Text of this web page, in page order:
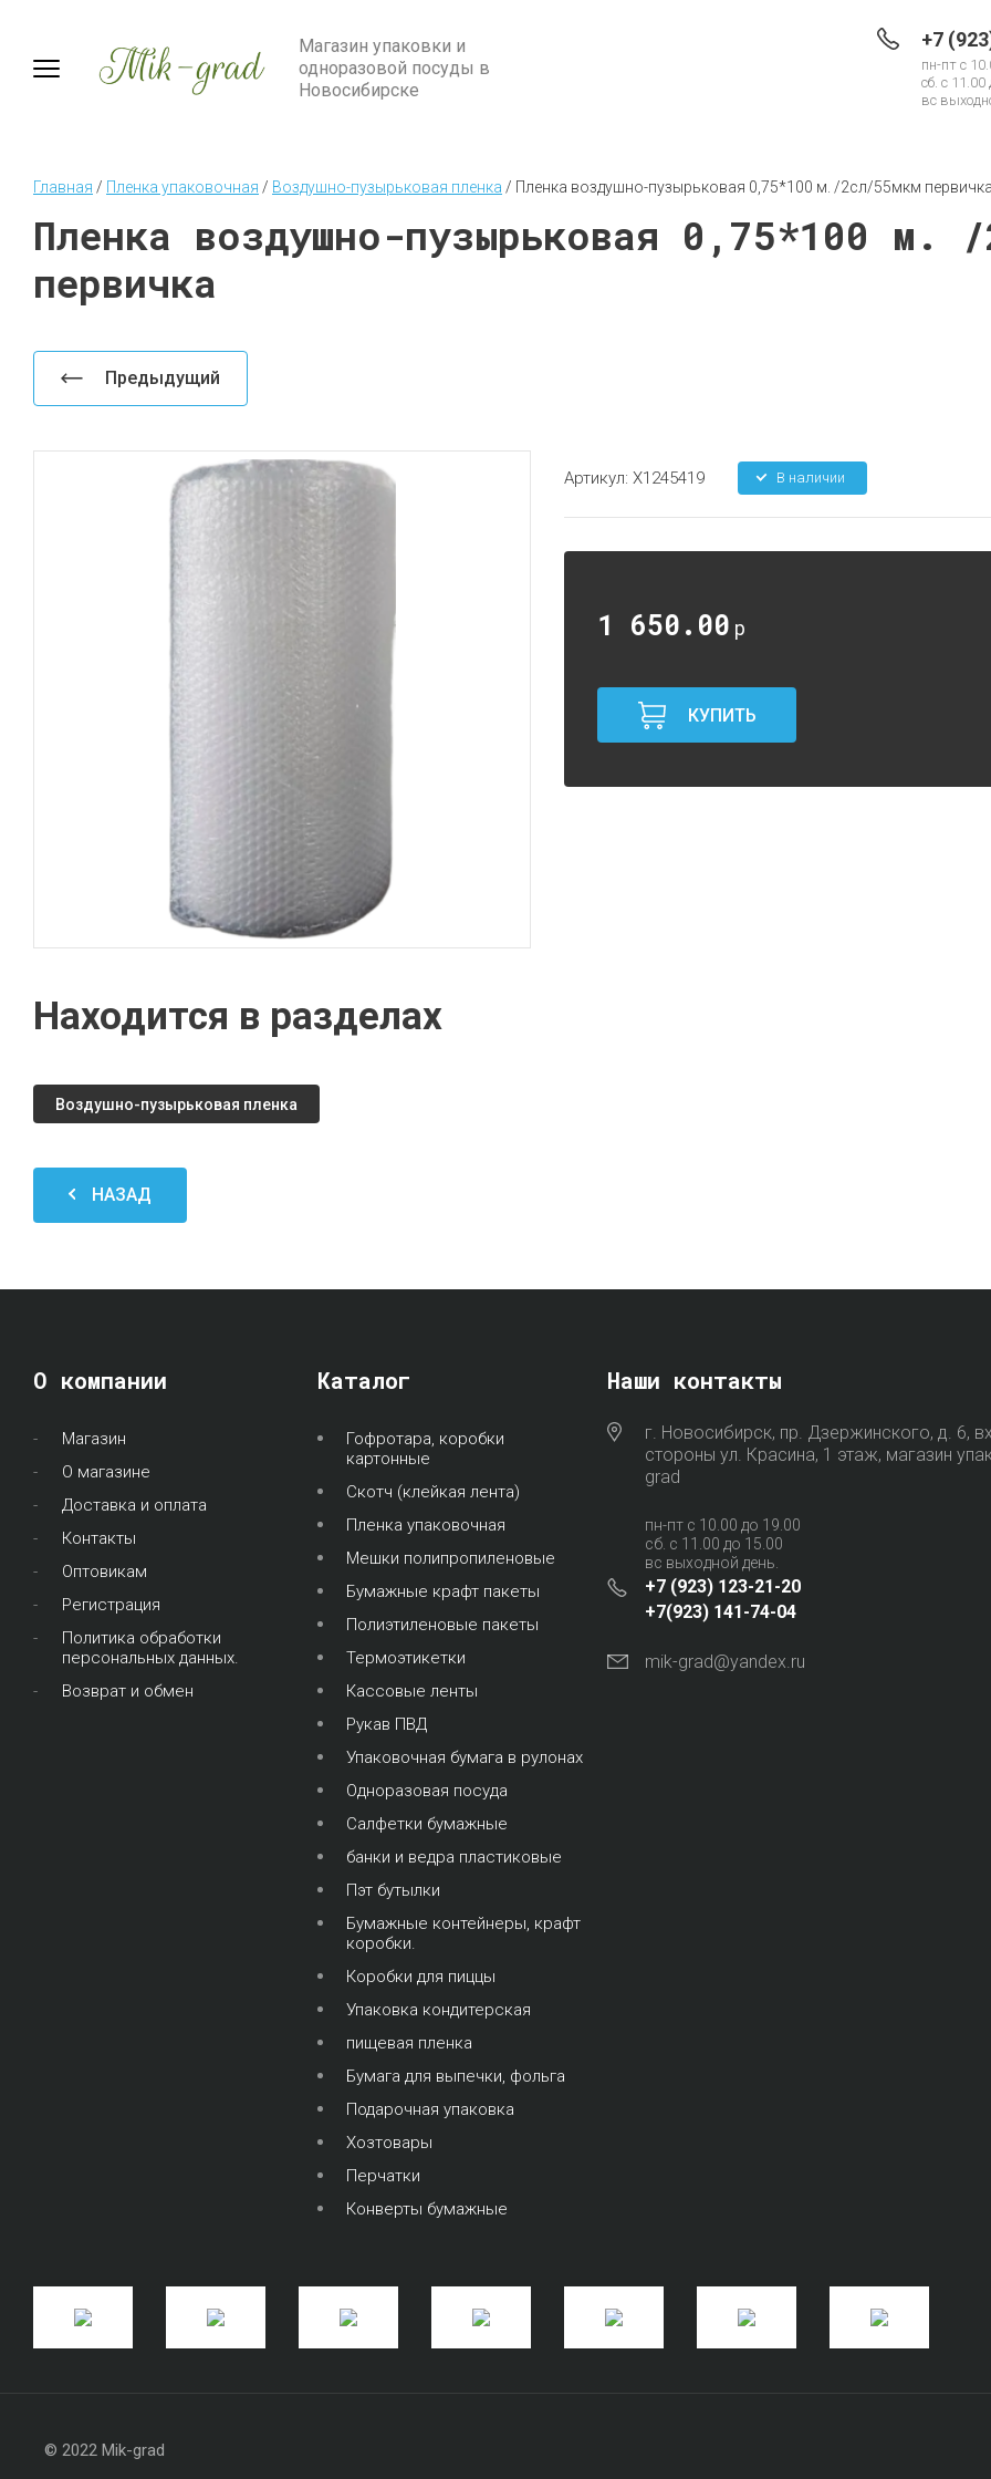
Магазин упаковки и
одноразовой посуды в
Новосибирске
+7
пн-пт с
сб. с 11.00
вс
Главная / Пленка упаковочная / Воздушно-пузырьковая пленка / Пленка воздушно-пузырьковая 0,75*100 м. /2сл/55мкм первичка
Пленка воздушно-пузырьковая 0,75*100 м. /
первичка
Предыдущий
Артикул: X1245419 В наличии
1 650.00 р
КУПИТЬ
Находится в разделах
Воздушно-пузырьковая пленка
НАЗАД
О компании
Магазин
О магазине
Доставка и оплата
Контакты
Оптовикам
Регистрация
Политика обработки
персональных данных.
Возврат и обмен
Каталог
Гофротара, коробки
картонные
Скотч (клейкая лента)
Пленка упаковочная
Мешки полипропиленовые
Бумажные крафт пакеты
Полиэтиленовые пакеты
Термоэтикетки
Кассовые ленты
Рукав ПВД
Упаковочная бумага в рулонах
Одноразовая посуда
Салфетки бумажные
банки и ведра пластиковые
Пэт бутылки
Бумажные контейнеры, крафт
коробки.
Коробки для пиццы
Упаковка кондитерская
пищевая пленка
Бумага для выпечки, фольга
Подарочная упаковка
Хозтовары
Перчатки
Конверты бумажные
Наши контакты
г. Новосибирск, пр. Дзержинского, д. 6,
стороны ул. Красина, 1 этаж, магазин
grad
пн-пт с 10.00 до 19.00
сб. с 11.00 до 15.00
вс выходной день.
+7 (923) 123-21-20
+7(923) 141-74-04
mik-grad@yandex.ru
© 2022 Mik-grad